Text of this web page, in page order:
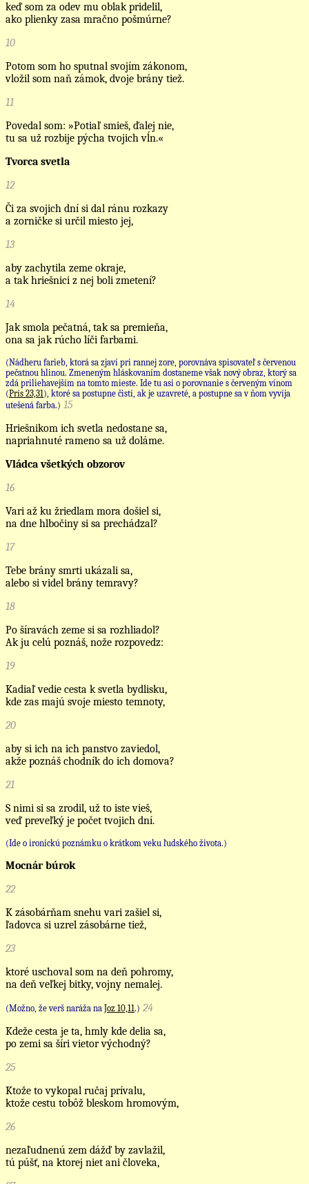
keď som za odev mu oblak pridelil,
ako plienky zasa mračno pošmúrne?
10
Potom som ho sputnal svojím zákonom,
vložil som naň zámok, dvoje brány tiež.
11
Povedal som: »Potiaľ smieš, ďalej nie,
tu sa už rozbije pýcha tvojich vĺn.«
Tvorca svetla
12
Či za svojich dní si dal ránu rozkazy
a zorničke si určil miesto jej,
13
aby zachytila zeme okraje,
a tak hriešnici z nej boli zmetení?
14
Jak smola pečatná, tak sa premieňa,
ona sa jak rúcho líči farbami.
(Nádheru farieb, ktorá sa zjaví pri rannej zore, porovnáva spisovateľ s červenou
pečatnou hlinou. Zmeneným hláskovaním dostaneme však nový obraz, ktorý sa
zdá priliehavejším na tomto mieste. Ide tu asi o porovnanie s červeným vínom
(Prís 23,31), ktoré sa postupne čistí, ak je uzavreté, a postupne sa v ňom vyvíja
utešená farba.) 15
Hriešnikom ich svetla nedostane sa,
napriahnuté rameno sa už doláme.
Vládca všetkých obzorov
16
Vari až ku žriedlam mora došiel si,
na dne hlbočiny si sa prechádzal?
17
Tebe brány smrti ukázali sa,
alebo si videl brány temravy?
18
Po šíravách zeme si sa rozhliadol?
Ak ju celú poznáš, nože rozpovedz:
19
Kadiaľ vedie cesta k svetla bydlisku,
kde zas majú svoje miesto temnoty,
20
aby si ich na ich panstvo zaviedol,
akže poznáš chodník do ich domova?
21
S nimi si sa zrodil, už to iste vieš,
veď preveľký je počet tvojich dní.
(Ide o ironickú poznámku o krátkom veku ľudského života.)
Mocnár búrok
22
K zásobárňam snehu vari zašiel si,
ľadovca si uzrel zásobárne tiež,
23
ktoré uschoval som na deň pohromy,
na deň veľkej bitky, vojny nemalej.
(Možno, že verš naráža na Joz 10,11.) 24
Kdeže cesta je ta, hmly kde delia sa,
po zemi sa šíri vietor východný?
25
Ktože to vykopal ručaj prívalu,
ktože cestu tobôž bleskom hromovým,
26
nezaľudnenú zem dážď by zavlažil,
tú púšť, na ktorej niet ani človeka,